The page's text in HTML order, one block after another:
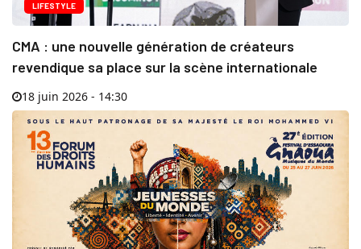
LIFESTYLE
CMA : une nouvelle génération de créateurs
revendique sa place sur la scène internationale
18 juin 2026 - 14:30